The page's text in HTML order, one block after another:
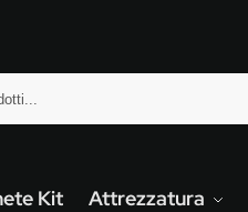
Kit Attrezzatura